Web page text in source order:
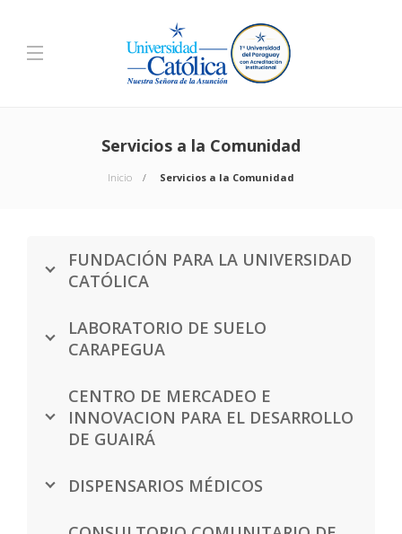
Servicios a la Comunidad
Inicio Servicios a la Comunidad
FUNDACIÓN PARA LA UNIVERSIDAD
CATÓLICA
LABORATORIO DE SUELO
CARAPEGUA
CENTRO DE MERCADEO E
INNOVACION PARA EL DESARROLLO
DE GUAIRÁ
DISPENSARIOS MÉDICOS